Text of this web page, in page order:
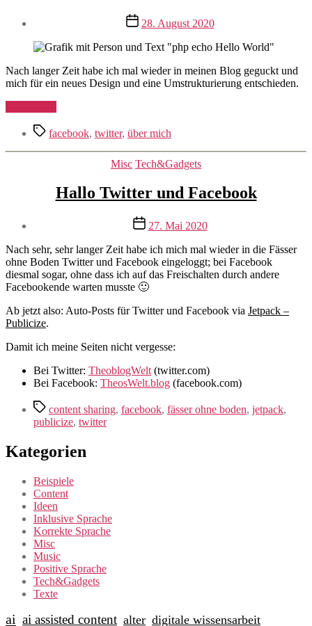
Veröffentlichungsdatum
28. August 2020
Nach langer Zeit habe ich mal wieder in meinen Blog geguckt und
mich für ein neues Design und eine Umstrukturierung entschieden.
mal
&
und
Schlagwörter
facebook, twitter, über mich
Kategorien
Misc Tech&Gadgets
Hallo Twitter und Facebook
Veröffentlichungsdatum
27. Mai 2020
Nach sehr, sehr langer Zeit habe ich mich mal wieder in die Fässer
ohne Boden Twitter und Facebook eingeloggt; bei Facebook
diesmal sogar, ohne dass ich auf das Freischalten durch andere
Facebookende warten musste 🙂
Ab jetzt also: Auto-Posts für Twitter und Facebook via Jetpack –
Publicize.
Damit ich meine Seiten nicht vergesse:
Bei Twitter: TheoblogWelt (twitter.com)
Bei Facebook: TheosWelt.blog (facebook.com)
Schlagwörter
content sharing, facebook, fässer ohne boden, jetpack,
publicize, twitter
Kategorien
Beispiele
Content
Ideen
Inklusive Sprache
Korrekte Sprache
Misc
Music
Positive Sprache
Tech&Gadgets
Texte
ai ai assisted content alter digitale wissensarbeit